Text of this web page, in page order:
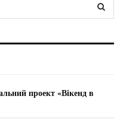
проект «Вікенд в